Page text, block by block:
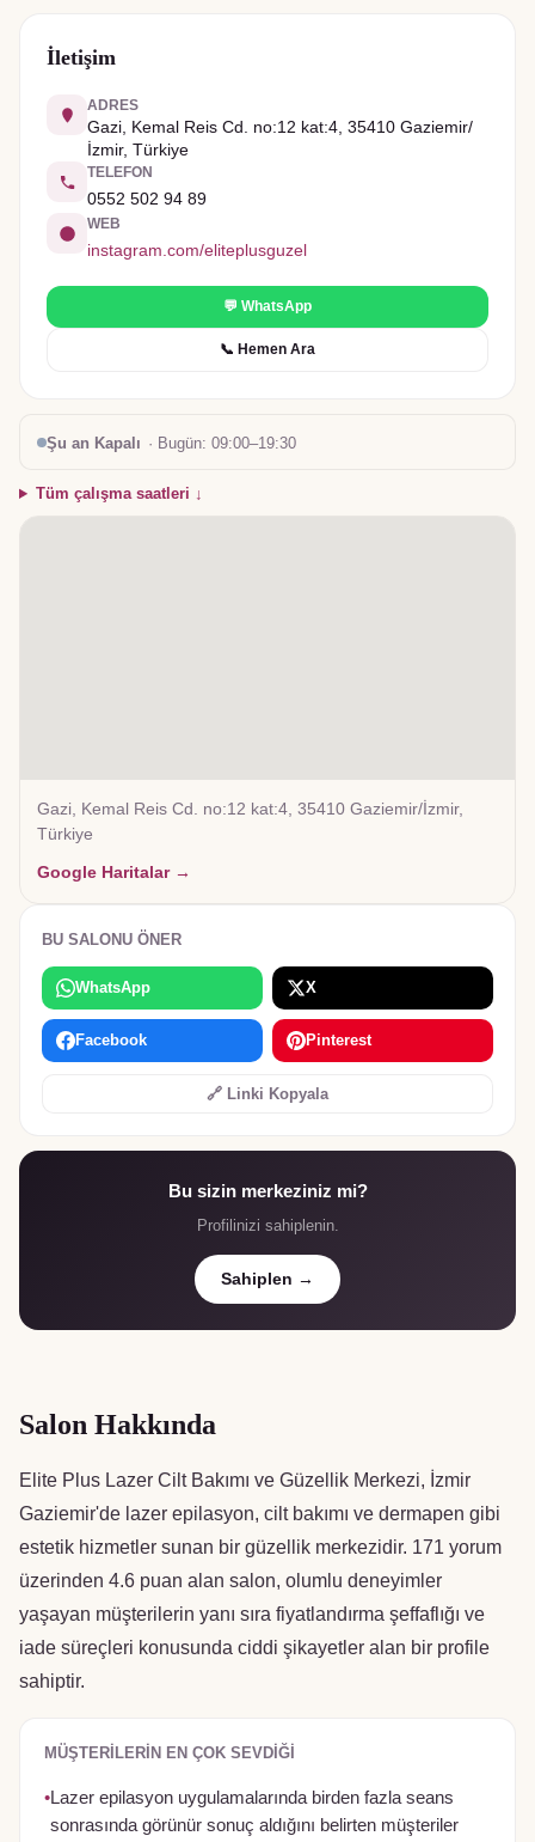
Salon Hakkında
Elite Plus Lazer Cilt Bakımı ve Güzellik Merkezi, İzmir
Gaziemir'de lazer epilasyon, cilt bakımı ve dermapen gibi
estetik hizmetler sunan bir güzellik merkezidir. 171 yorum
üzerinden 4.6 puan alan salon, olumlu deneyimler
yaşayan müşterilerin yanı sıra fiyatlandırma şeffaflığı ve
iade süreçleri konusunda ciddi şikayetler alan bir profile
sahiptir.
MÜŞTERILERIN EN ÇOK SEVDIĞI
•Lazer epilasyon uygulamalarında birden fazla seans
sonrasında görünür sonuç aldığını belirten müşteriler
İletişim
ADRES
Gazi, Kemal Reis Cd. no:12 kat:4, 35410 Gaziemir/
İzmir, Türkiye
TELEFON
0552 502 94 89
WEB
instagram.com/eliteplusguzel
💬 WhatsApp
📞 Hemen Ara
Şu an Kapalı · Bugün: 09:00–19:30
Tüm çalışma saatleri ↓
Gazi, Kemal Reis Cd. no:12 kat:4, 35410 Gaziemir/İzmir,
Türkiye
Google Haritalar →
BU SALONU ÖNER
WhatsApp X
Facebook Pinterest
🔗 Linki Kopyala
Bu sizin merkeziniz mi?
Profilinizi sahiplenin.
Sahiplen →